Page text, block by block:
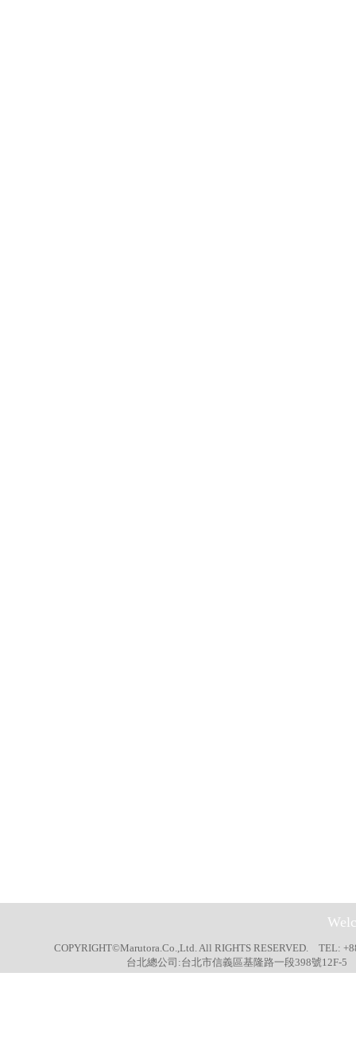
COPYRIGHT©Marutora.Co.,Ltd. All RIGHTS RESERVED. TEL:
台北總公司:台北市信義區基隆路一段398號